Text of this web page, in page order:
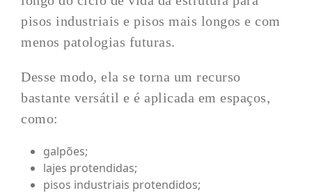
pisos industriais e pisos mais longos e com
menos patologias futuras.
Desse modo, ela se torna um recurso
bastante versátil e é aplicada em espaços,
como:
galpões;
lajes protendidas;
pisos industriais protendidos;